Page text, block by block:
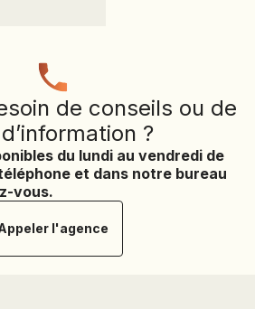
de conseils ou de
?
du lundi au vendredi de
et dans notre bureau
vous.
l'agence